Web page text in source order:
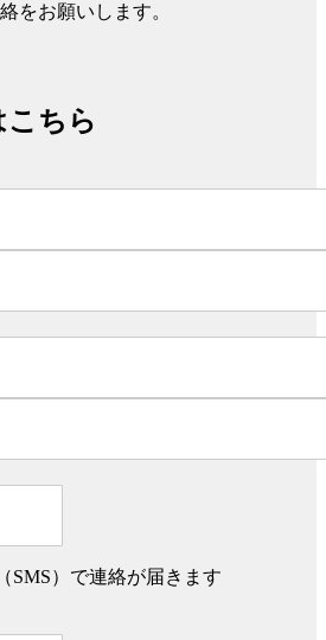
をお願いします。
こちら
）で連絡が届きます